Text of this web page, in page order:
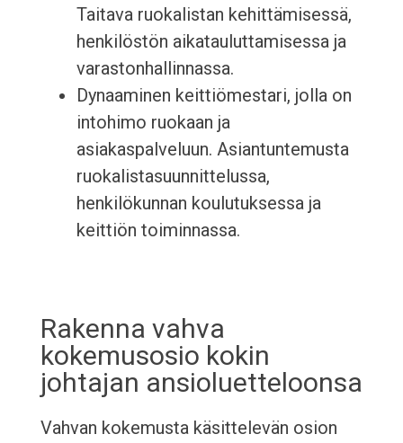
Taitava ruokalistan kehittämisessä,
henkilöstön aikatauluttamisessa ja
varastonhallinnassa.
Dynaaminen keittiömestari, jolla on
intohimo ruokaan ja
asiakaspalveluun. Asiantuntemusta
ruokalistasuunnittelussa,
henkilökunnan koulutuksessa ja
keittiön toiminnassa.
Rakenna vahva
kokemusosio kokin
johtajan ansioluetteloonsa
Vahvan kokemusta käsittelevän osion